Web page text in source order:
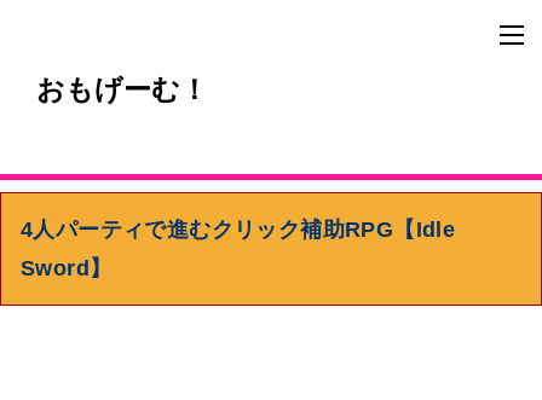
おもげーむ！
4人パーティで進むクリック補助RPG【Idle
Sword】